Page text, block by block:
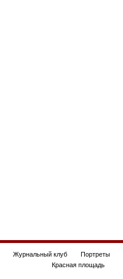
Журнальный клуб Портреты
Красная площадь